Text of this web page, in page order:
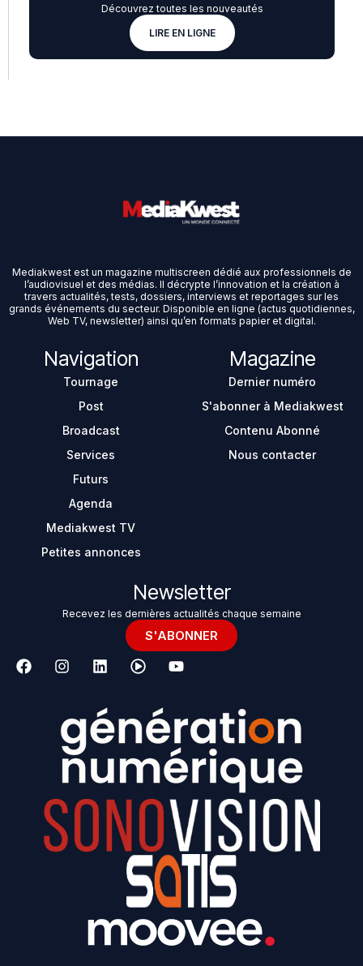
Découvrez toutes les nouveautés
LIRE EN LIGNE
Mediakwest est un magazine multiscreen dédié aux professionnels de
l’audiovisuel et des médias. Il décrypte l’innovation et la création à
travers actualités, tests, dossiers, interviews et reportages sur les
grands événements du secteur. Disponible en ligne (actus quotidiennes,
Web TV, newsletter) ainsi qu’en formats papier et digital.
Navigation
Tournage
Post
Broadcast
Services
Futurs
Agenda
Mediakwest TV
Petites annonces
Magazine
Dernier numéro
S'abonner à Mediakwest
Contenu Abonné
Nous contacter
Newsletter
Recevez les dernières actualités chaque semaine
S'ABONNER